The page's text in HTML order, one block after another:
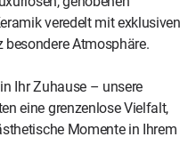
veredelt mit exklusiven
besondere Atmosphäre.
Ihr Zuhause – unsere
eine grenzenlose Vielfalt,
Momente in Ihrem